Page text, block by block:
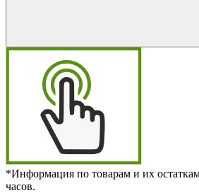
*Информация по товарам и их
часов.